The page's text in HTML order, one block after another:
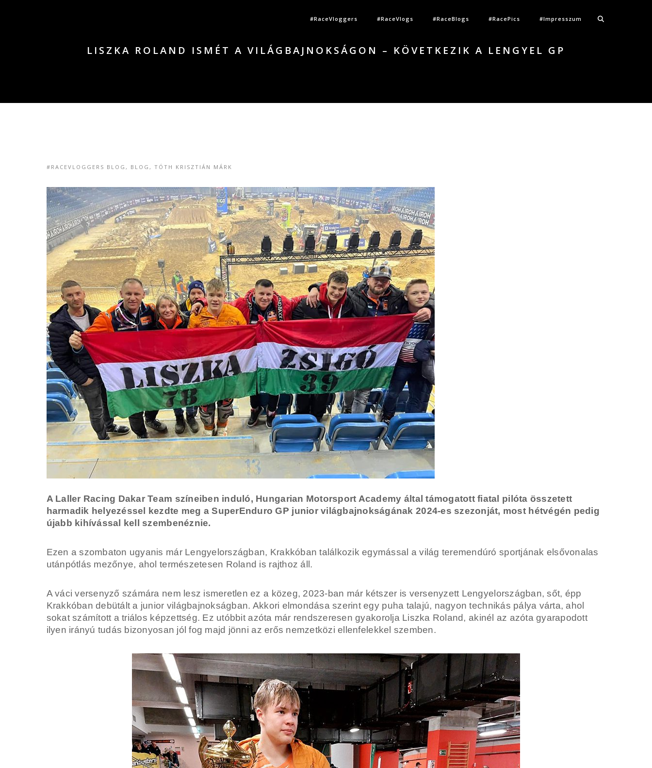
#RaceVloggers #RaceVlogs #RaceBlogs #RacePics #Impresszum
LISZKA ROLAND ISMÉT A VILÁGBAJNOKSÁGON – KÖVETKEZIK A LENGYEL GP
#RACEVLOGGERS BLOG , BLOG , TÓTH KRISZTIÁN MÁRK
A Laller Racing Dakar Team színeiben induló, Hungarian Motorsport Academy által támogatott fiatal pilóta összetett
harmadik helyezéssel kezdte meg a SuperEnduro GP junior világbajnokságának 2024-es szezonját, most hétvégén pedig
újabb kihívással kell szembenéznie.
Ezen a szombaton ugyanis már Lengyelországban, Krakkóban találkozik egymással a világ teremendúró sportjának elsővonalas
utánpótlás mezőnye, ahol természetesen Roland is rajthoz áll.
A váci versenyző számára nem lesz ismeretlen ez a közeg, 2023-ban már kétszer is versenyzett Lengyelországban, sőt, épp
Krakkóban debütált a junior világbajnokságban. Akkori elmondása szerint egy puha talajú, nagyon technikás pálya várta, ahol
sokat számított a triálos képzettség. Ez utóbbit azóta már rendszeresen gyakorolja Liszka Roland, akinél az azóta gyarapodott
ilyen irányú tudás bizonyosan jól fog majd jönni az erős nemzetközi ellenfelekkel szemben.